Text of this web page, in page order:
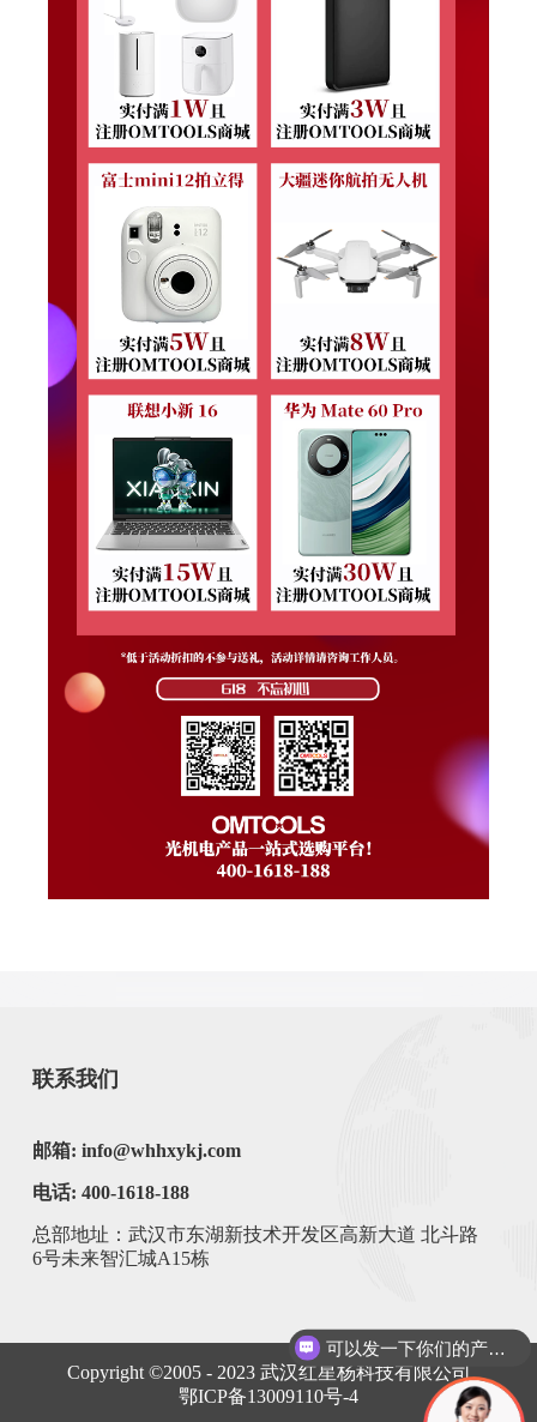
联系我们
邮箱: info@whhxykj.com
电话: 400-1618-188
总部地址：武汉市东湖新技术开发区高新大道 北斗路
6号未来智汇城A15栋
Copyright ©2005 - 2023 武汉红星杨科技有限公司
鄂ICP备13009110号-4
可以发一下你们的产品手册么？